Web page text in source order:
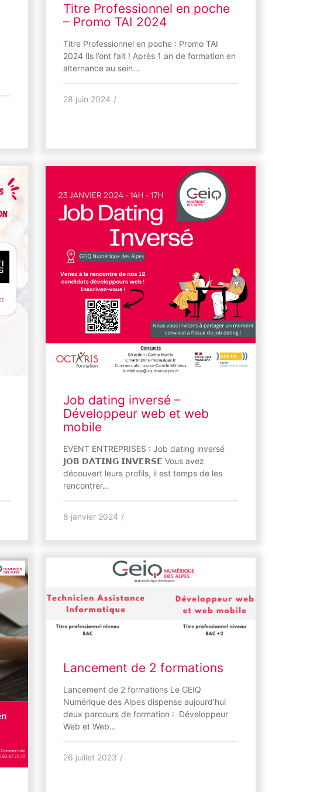
Titre Professionnel en poche
– Promo TAI 2024
Titre Professionnel en poche : Promo TAI
2024 Ils l’ont fait ! Après 1 an de formation en
alternance au sein…
28 juin 2024 /
Job dating inversé –
Développeur web et web
mobile
EVENT ENTREPRISES : Job dating inversé
𝗝𝗢𝗕 𝗗𝗔𝗧𝗜𝗡𝗚 𝗜𝗡𝗩𝗘𝗥𝗦𝗘 Vous avez
découvert leurs profils, il est temps de les
rencontrer…
8 janvier 2024 /
Lancement de 2 formations
Lancement de 2 formations Le GEIQ
Numérique des Alpes dispense aujourd’hui
deux parcours de formation : Développeur
Web et Web…
26 juillet 2023 /